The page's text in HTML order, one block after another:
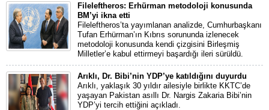
Fileleftheros: Erhürman metodoloji konusunda
BM’yi ikna etti
Fileleftheros’ta yayımlanan analizde, Cumhurbaşkanı
Tufan Erhürman’ın Kıbrıs sorununda izlenecek
metodoloji konusunda kendi çizgisini Birleşmiş
Milletler’e kabul ettirmeyi başardığı ileri sürüldü.
Arıklı, Dr. Bibi’nin YDP’ye katıldığını duyurdu
Arıklı, yaklaşık 30 yıldır ailesiyle birlikte KKTC’de
yaşayan Pakistan asıllı Dr. Nargis Zakaria Bibi’nin
YDP’yi tercih ettiğini açıkladı.